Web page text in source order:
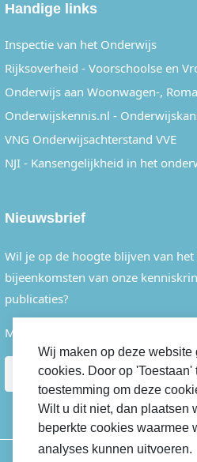
Wij maken op deze website
cookies. Door op 'Toestaan'
toestemming om deze
Wilt u dit niet, dan plaatsen
beperkte cookies waarmee
analyses kunnen uitvoeren.
Handige links
Inspectie van het Onderwijs
Rijksoverheid - Voorschoolse en
Onderwijs aan Woonwagen-,
Onderwijskennis.nl -
VNG Onderwijsachterstand VVE
NJI - Kansengelijkheid in het
Nieuwsbrief
Wil je op de hoogte blijven van het
bijeenkomsten van onze
publicaties?
Meld je dan eenvoudig aan voor
AANMELDEN